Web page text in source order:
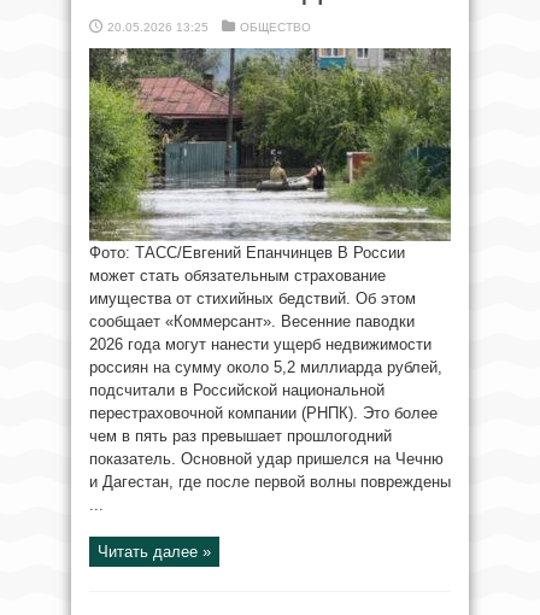
20.05.2026 13:25 ОБЩЕСТВО
Фото: ТАСС/Евгений Епанчинцев В России
может стать обязательным страхование
имущества от стихийных бедствий. Об этом
сообщает «Коммерсант». Весенние паводки
2026 года могут нанести ущерб недвижимости
россиян на сумму около 5,2 миллиарда рублей,
подсчитали в Российской национальной
перестраховочной компании (РНПК). Это более
чем в пять раз превышает прошлогодний
показатель. Основной удар пришелся на Чечню
и Дагестан, где после первой волны повреждены
...
Читать далее »